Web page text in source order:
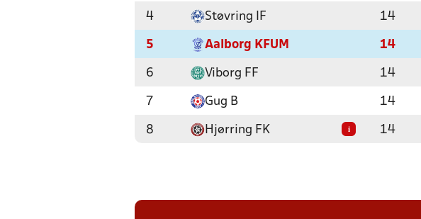
4 Støvring IF 14
5 Aalborg KFUM 14
6 Viborg FF 14
7 Gug B 14
8 Hjørring FK i 14